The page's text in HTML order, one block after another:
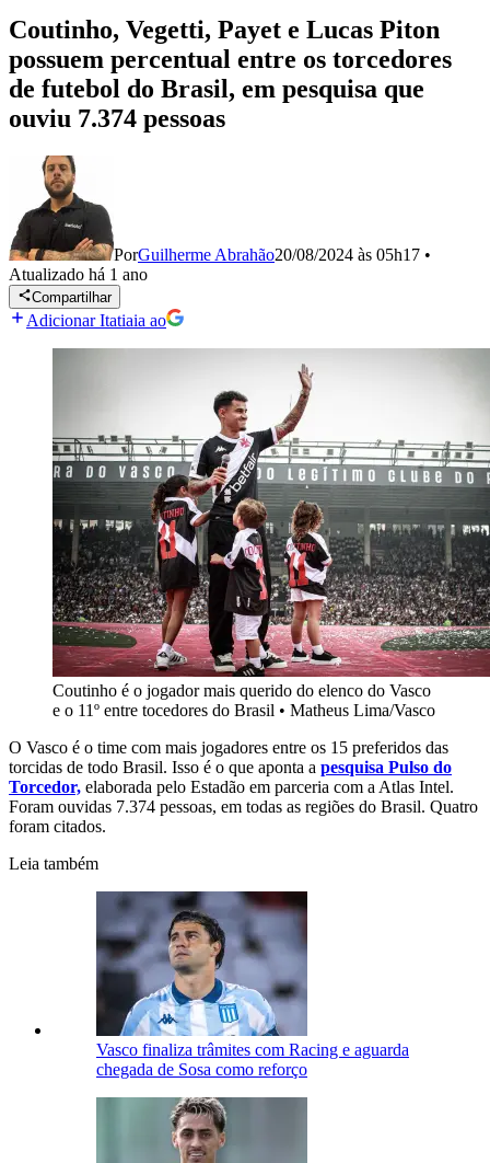
Coutinho, Vegetti, Payet e Lucas Piton
possuem percentual entre os torcedores
de futebol do Brasil, em pesquisa que
ouviu 7.374 pessoas
PorGuilherme Abrahão20/08/2024 às 05h17 •
Atualizado há 1 ano
Compartilhar
Adicionar Itatiaia ao
Coutinho é o jogador mais querido do elenco do Vasco
e o 11º entre tocedores do Brasil • Matheus Lima/Vasco
O Vasco é o time com mais jogadores entre os 15 preferidos das
torcidas de todo Brasil. Isso é o que aponta a pesquisa Pulso do
Torcedor, elaborada pelo Estadão em parceria com a Atlas Intel.
Foram ouvidas 7.374 pessoas, em todas as regiões do Brasil. Quatro
foram citados.
Leia também
Vasco finaliza trâmites com Racing e aguarda
chegada de Sosa como reforço